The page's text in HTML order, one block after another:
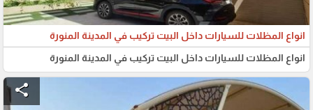
انواع المظلات للسيارات داخل البيت تركيب في المدينة المنورة
انواع المظلات للسيارات داخل البيت تركيب في المدينة المنورة
share